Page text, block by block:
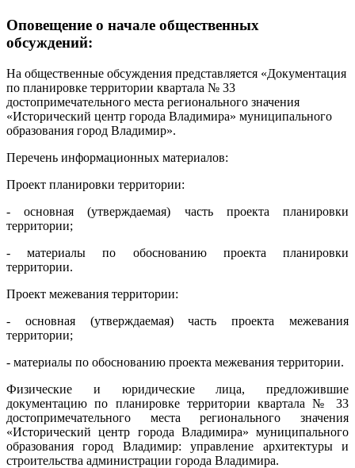
Оповещение о начале общественных
обсуждений:
На общественные обсуждения представляется «Документация
по планировке территории квартала № 33
достопримечательного места регионального значения
«Исторический центр города Владимира» муниципального
образования город Владимир».
Перечень информационных материалов:
Проект планировки территории:
- основная (утверждаемая) часть проекта планировки
территории;
- материалы по обоснованию проекта планировки
территории.
Проект межевания территории:
- основная (утверждаемая) часть проекта межевания
территории;
- материалы по обоснованию проекта межевания территории.
Физические и юридические лица, предложившие
документацию по планировке территории квартала № 33
достопримечательного места регионального значения
«Исторический центр города Владимира» муниципального
образования город Владимир: управление архитектуры и
строительства администрации города Владимира.